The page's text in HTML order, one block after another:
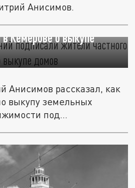
Анисимов.
подписали жители
в Кемерове о выкупе
Анисимов рассказал, как
выкупу земельных
под...